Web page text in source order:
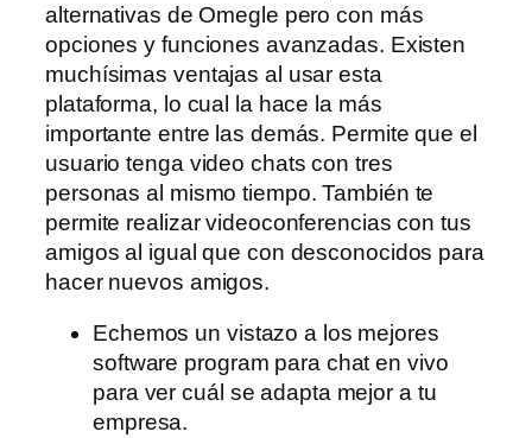
alternativas de Omegle pero con más
opciones y funciones avanzadas. Existen
muchísimas ventajas al usar esta
plataforma, lo cual la hace la más
importante entre las demás. Permite que el
usuario tenga video chats con tres
personas al mismo tiempo. También te
permite realizar videoconferencias con tus
amigos al igual que con desconocidos para
hacer nuevos amigos.
Echemos un vistazo a los mejores
software program para chat en vivo
para ver cuál se adapta mejor a tu
empresa.